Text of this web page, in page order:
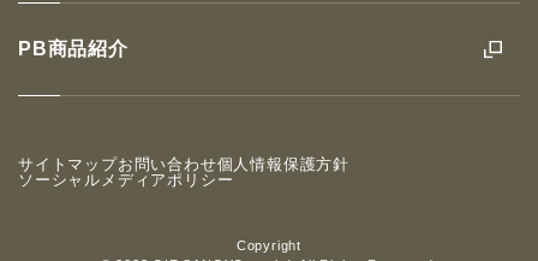
PB商品紹介
Copyright
サイトマップお問い合わせ個人情報保護方針
ソーシャルメディアポリシー